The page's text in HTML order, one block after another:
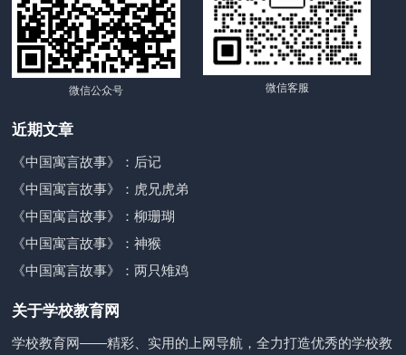
微信公众号 微信客服
近期文章
《中国寓言故事》：后记
《中国寓言故事》：虎兄虎弟
《中国寓言故事》：柳珊瑚
《中国寓言故事》：神猴
《中国寓言故事》：两只雉鸡
关于学校教育网
学校教育网——精彩、实用的上网导航，全力打造优秀的学校教